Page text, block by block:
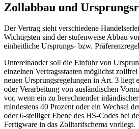
Zollabbau und
Der Vertrag sieht verschiedene
Wichtigsten sind der stufenweise Abbau
einheitliche Ursprungs- bzw.
Untereinander soll die Einfuhr von
einzelnen Vertragsstaaten möglichst
neuen Ursprungsregelungen in Art. 3 liegt
oder Verarbeitung von ausländischen
vor, wenn ein zu berechnender
mindestens 40 Prozent oder ein Wechsel
oder 6-stelliger Ebene des HS-Codes bei
Fertigware in das Zolltarifschema vorliegt.